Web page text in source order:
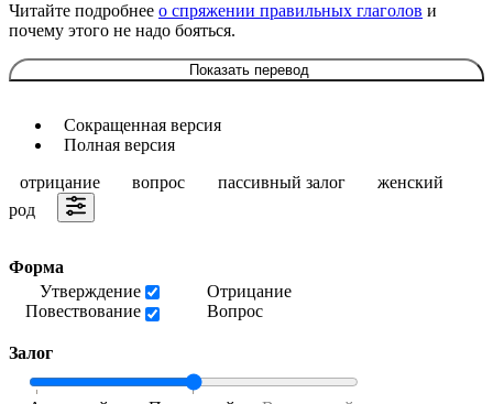
Читайте подробнее о спряжении правильных глаголов и
почему этого не надо бояться.
Показать перевод
Сокращенная версия
Полная версия
отрицание
вопрос пассивный залог
женский
род
Форма
Утверждение
Повествование
Отрицание
Вопрос
Залог